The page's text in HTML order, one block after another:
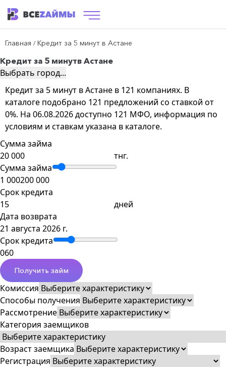
Главная / Кредит за 5 минут в Астане
Кредит за 5 минутв Астане
Выбрать город...
Кредит за 5 минут в Астане в 121 компаниях. В
каталоге подобрано 121 предложений со ставкой от
0%. На 06.08.2026 доступно 121 МФО, информация по
условиям и ставкам указана в каталоге.
Сумма займа
тнг.
Сумма займа
1 000200 000
Срок кредита
дней
Дата возврата
21 августа 2026 г.
Срок кредита
060
Получить займ
Комиссия
Способы получения
Рассмотрение
Категория заемщиков
Возраст заемщика
Регистрация